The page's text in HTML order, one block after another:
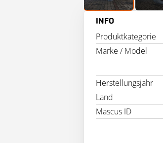
INFO
Produktkategorie
Marke / Model
Herstellungsjahr
Land
Mascus ID